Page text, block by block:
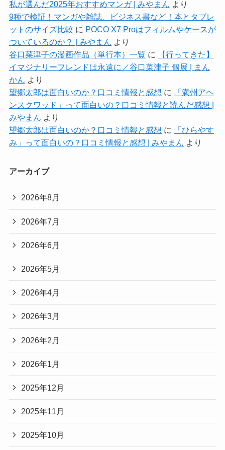
私が選んだ2025年おすすめマンガ | みやまん より
9種で検証！マンガや雑誌、ビジネス書など！本とタブレ
ットのサイズ比較 に POCO X7 Proはフィルムやケースが
ついているのか？ | みやまん より
谷口菜津子の漫画作品（単行本）一覧 に
【行ってきた】
イマジナリーフレンドは永遠に／谷口菜津子 個展 | まん
かん より
望郷太郎は面白いのか？口コミ情報と感想 に
「満州アヘ
ンスクワッド」って面白いの？口コミ情報と読んだ感想 |
みやまん より
望郷太郎は面白いのか？口コミ情報と感想 に
「ひらやす
み」って面白いの？口コミ情報と感想 | みやまん より
アーカイブ
2026年8月
2026年7月
2026年6月
2026年5月
2026年4月
2026年3月
2026年2月
2026年1月
2025年12月
2025年11月
2025年10月